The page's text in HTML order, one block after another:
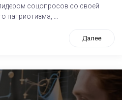
соцопросов со своей
патриотизма, ...
Далее